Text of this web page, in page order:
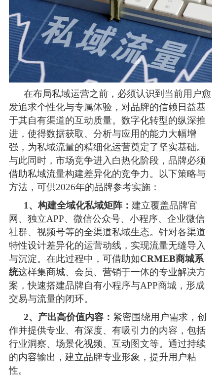
在布局私域运营之前，必须认识到当前用户愈
发追求个性化与专属体验，对品牌的信赖日益基
于其自有渠道的互动质量。数字化转型的纵深推
进，使得数据获取、分析与应用的能力大幅增
强，为私域流量的精细化运营奠定了坚实基础。
与此同时，市场竞争进入白热化阶段，品牌必须
借助私域流量构建差异化的竞争力。以下策略与
方法，可供2026年的品牌参考实施：
1、构建全域化私域矩阵： 建立覆盖品牌官
网、独立APP、微信公众号、小程序、企业微信
社群、视频号等的全渠道私域生态。针对各渠道
特性设计差异化的运营动线，实现流量无缝导入
与沉淀。在此过程中，可借助如CRMEB商城系
统这样集商城、会员、营销于一体的专业解决方
案，快速搭建品牌自有小程序与APP商城，形成
交易与流量的闭环。
2、产出高价值内容： 紧密围绕用户需求，创
作并提供专业、有深度、有吸引力的内容，包括
行业洞察、场景化视频、互动图文等。通过持续
的内容输出，建立品牌专业形象，提升用户粘
性。